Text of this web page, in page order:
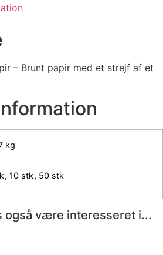
– Brunt papir med et strejf af et
kg
, 10 stk, 50 stk
også være interesseret i...